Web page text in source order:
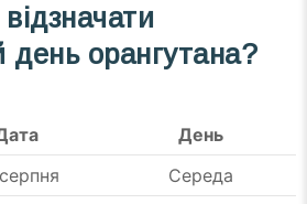
день орангутана?
День
Середа